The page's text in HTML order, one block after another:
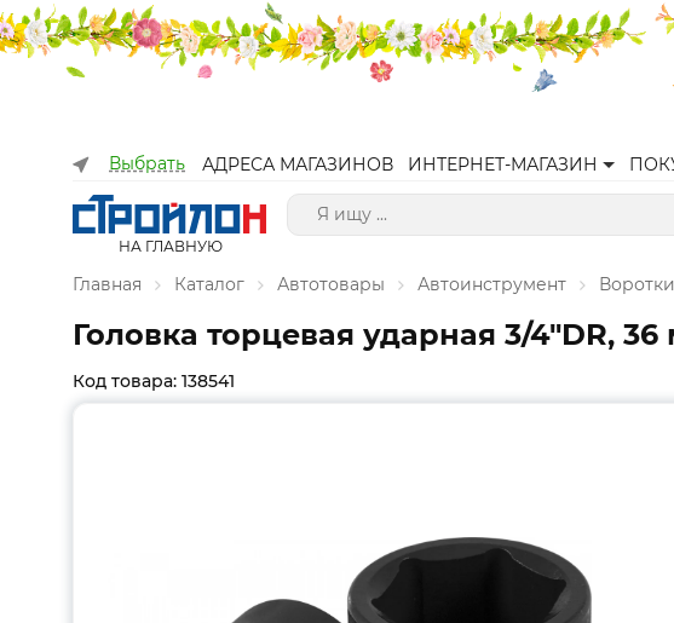
Выбрать АДРЕСА МАГАЗИНОВ ИНТЕРНЕТ-МАГАЗИН
НА ГЛАВНУЮ
Главная Каталог Автотовары Автоинструмент
Головка торцевая ударная 3/4"DR, 36
Код товара: 138541